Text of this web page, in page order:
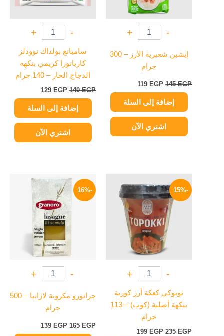
-
+
إيشين شعيرية الأرز – 300
جرام
145EGP
119 EGP
إضافة إلى السلة
اشتري الآن
-
+
ساميانغ بولداك نوودلز
كاربانورا كريمي بنكهة
الدجاج الحار – 140 جرام
140EGP
129 EGP
إضافة إلى السلة
اشتري الآن
-15%
-
+
توبوكي كعكة أرز كورية
بنكهة أصلية (كوب) – 113
جرام
235EGP
الأصلي
هو:
199 EGP
الحالي
هو:
199 EGP.
-16%
-
+
جرانورو مكرونة لازانيا – 500
جرام
165EGP
السعر
الأصلي
هو:
165 EGP.
139 EGP
السعر
الحالي
هو:
139 EGP.